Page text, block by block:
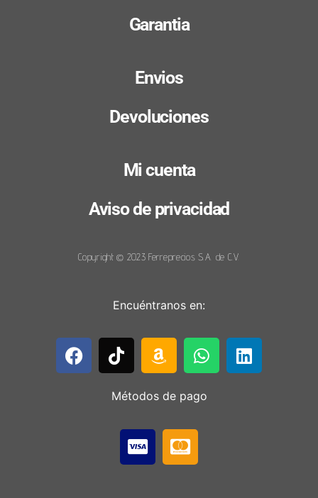
Garantia
Envios
Devoluciones
Mi cuenta
Aviso de privacidad
Copyright © 2023 Ferreprecios S.A. de C.V.
Encuéntranos en:
Métodos de pago